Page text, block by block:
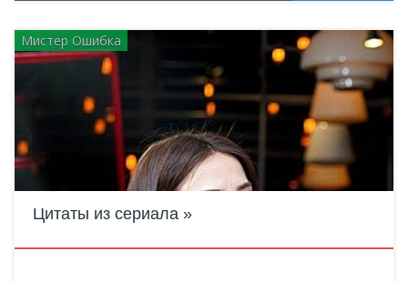
Мистер Ошибка
Цитаты из сериала